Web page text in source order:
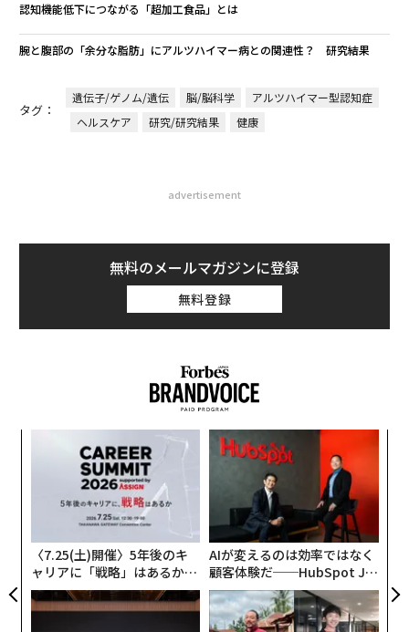
認知機能低下につながる「超加工食品」とは
腕と腹部の「余分な脂肪」にアルツハイマー病との関連性？ 研究結果
タグ：
遺伝子/ゲノム/遺伝 脳/脳科学
アルツハイマー型認知症
ヘルスケア
研究/研究結果 健康
advertisement
無料のメールマガジンに登録
無料登録
〈7.25(土)開催〉5年後のキ
ャリアに「戦略」はあるか。
トップエグゼクティブのキャ
リアに触れる1日│CAREER S
AIが変えるのは効率ではなく
顧客体験だ──HubSpot Ja
panが語る「Grow Better」
な組織のつくり方